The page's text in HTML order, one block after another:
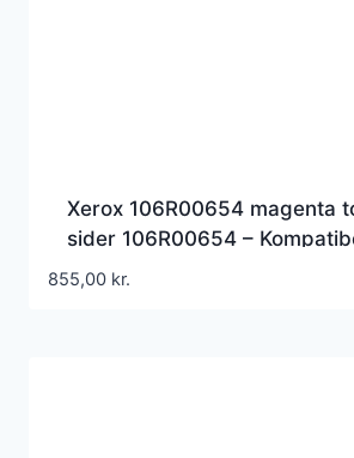
Xerox 106R00654 magenta
sider 106R00654 –
855,00 kr.